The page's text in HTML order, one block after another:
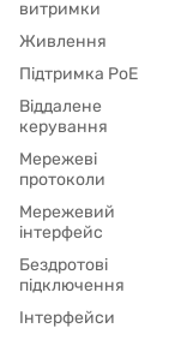
витримки
Живлення
Підтримка PoЕ
Віддалене
керування
Мережеві
протоколи
Мережевий
інтерфейс
Бездротові
підключення
Інтерфейси